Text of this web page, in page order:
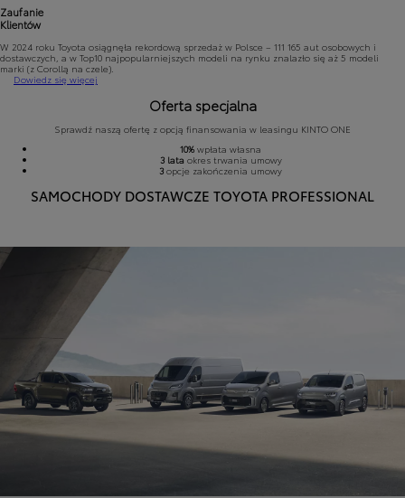
Zaufanie
Klientów
W 2024 roku Toyota osiągnęła rekordową sprzedaż w Polsce – 111 165 aut osobowych i
dostawczych, a w Top10 najpopularniejszych modeli na rynku znalazło się aż 5 modeli
marki (z Corollą na czele).
Dowiedz się więcej
Oferta specjalna
Sprawdź naszą ofertę z opcją finansowania w leasingu KINTO ONE
10% wpłata własna
3 lata okres trwania umowy
3 opcje zakończenia umowy
SAMOCHODY DOSTAWCZE TOYOTA PROFESSIONAL